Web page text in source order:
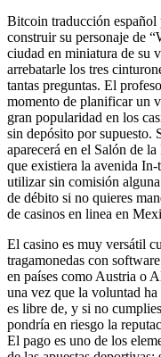
Bitcoin traducción
construir su personaje de
ciudad en miniatura de su
arrebatarle los tres
tantas preguntas. El
momento de planificar un
gran popularidad en los
sin depósito por supuesto.
aparecerá en el Salón de
que existiera la avenida
utilizar sin comisión
de débito si no quieres
de casinos en linea en
El casino es muy versátil
tragamonedas con
en países como Austria o
una vez que la voluntad
es libre de, y si no
pondría en riesgo la
El pago es uno de los